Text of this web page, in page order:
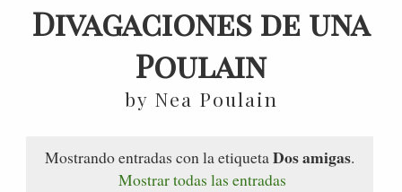
Divagaciones de una
Poulain
by Nea Poulain
Mostrando entradas con la etiquetaDos amigas.
Mostrar todas las entradas